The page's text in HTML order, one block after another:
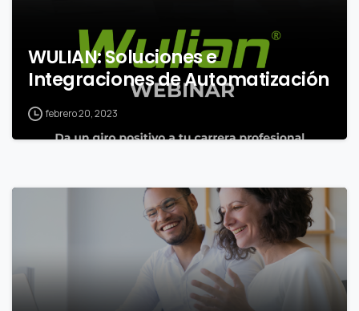
WULIAN: Soluciones e
Integraciones de Automatización
febrero 20, 2023
0